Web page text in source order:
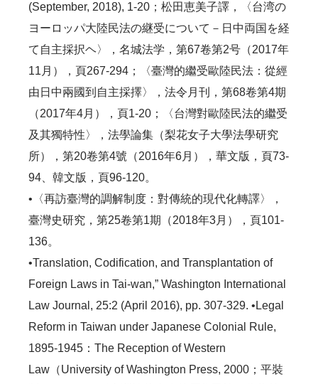
(September, 2018), 1-20；松田恵美子譯，〈台湾の
ヨーロッパ大陸民法の継受について－日中両国を経
て自主採択ヘ〉，名城法学，第67卷第2号（2017年
11月），頁267-294；〈臺灣的繼受歐陸民法：從經
由日中兩國到自主採擇〉，法令月刊，第68卷第4期
（2017年4月），頁1-20；〈台灣對歐陸民法的繼受
及其獨特性〉，法學論集（梨花女子大學法學研究
所），第20卷第4號（2016年6月），華文版，頁73-
94、韓文版，頁96-120。
•〈再訪臺灣的調解制度：對傳統的現代化轉譯〉，
臺灣史研究，第25卷第1期（2018年3月），頁101-
136。
•Translation, Codification, and Transplantation of
Foreign Laws in Tai-wan,” Washington International
Law Journal, 25:2 (April 2016), pp. 307-329. •Legal
Reform in Taiwan under Japanese Colonial Rule,
1895-1945：The Reception of Western
Law（University of Washington Press, 2000；平裝